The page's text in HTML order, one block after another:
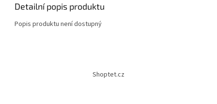
Detailní popis produktu
Popis produktu není dostupný
Shoptet.cz